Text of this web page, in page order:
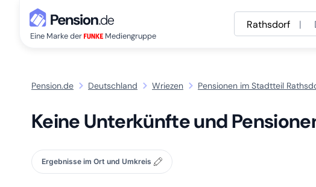
Eine Marke der Mediengruppe
Rathsdorf |
Pension.de Deutschland Wriezen Pensionen im Stadtteil
Keine Unterkünfte und
Ergebnisse im Ort und Umkreis